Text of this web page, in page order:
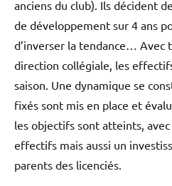
anciens du club). Ils décident
de développement sur 4 ans
d’inverser la tendance… Avec
direction collégiale, les
saison. Une dynamique se
fixés sont mis en place et
les objectifs sont atteints,
effectifs mais aussi un
parents des licenciés.